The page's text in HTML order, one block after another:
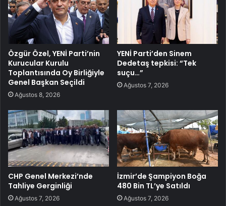
Özgür Özel, YENİ Parti’nin
Kurucular Kurulu
Toplantısında Oy Birliğiyle
Genel Başkan Seçildi
Ağustos 8, 2026
YENİ Parti’den Sinem
Dedetaş tepkisi: “Tek
suçu…”
Ağustos 7, 2026
CHP Genel Merkezi’nde
Tahliye Gerginliği
Ağustos 7, 2026
İzmir’de Şampiyon Boğa
480 Bin TL’ye Satıldı
Ağustos 7, 2026